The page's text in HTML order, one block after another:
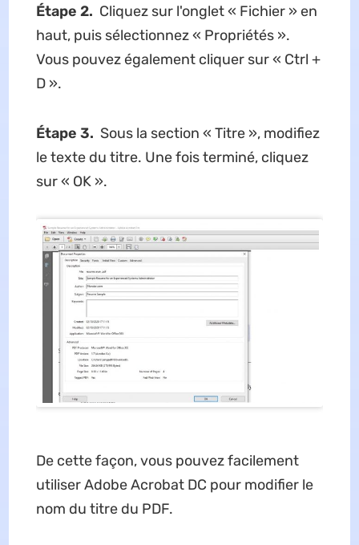
Étape 2. Cliquez sur l'onglet « Fichier » en
haut, puis sélectionnez « Propriétés ».
Vous pouvez également cliquer sur « Ctrl +
D ».
Étape 3. Sous la section « Titre », modifiez
le texte du titre. Une fois terminé, cliquez
sur « OK ».
De cette façon, vous pouvez facilement
utiliser Adobe Acrobat DC pour modifier le
nom du titre du PDF.